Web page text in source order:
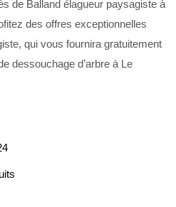
de Balland élagueur paysagiste à
des offres exceptionnelles
qui vous fournira gratuitement
dessouchage d’arbre à Le